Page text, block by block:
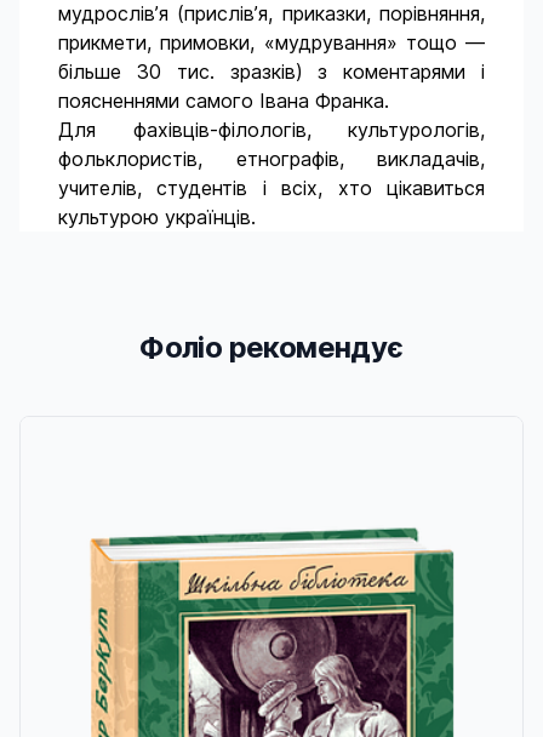
мудрослів’я (прислів’я, приказки, порівняння,
прикмети, примовки, «мудрування» тощо —
більше 30 тис. зразків) з коментарями і
поясненнями самого Івана Франка.
Для фахівців-філологів, культурологів,
фольклористів, етнографів, викладачів,
учителів, студентів і всіх, хто цікавиться
культурою українців.
Фоліо рекомендує